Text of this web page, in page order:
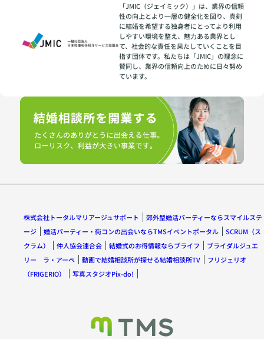
「JMIC（ジェイミック）」は、業界の信頼
性の向上とより一層の健全化を図り、真剣
に結婚を希望する独身者にとってより利用
しやすい環境を整え、魅力ある業界とし
て、社会的な責任を果たしていくことを目
指す団体です。私たちは「JMIC」の理念に
賛同し、業界の信頼向上のために日々努め
ています。
株式会社トータルマリアージュサポート
郊外型婚活パーティーならスマイルステ
ージ
婚活パーティー・街コンの出会いならTMSイベントポータル
SCRUM（ス
クラム）
仲人協会連合会 結婚式のお得情報ならブライフ
ブライダルジュエ
リー ラ・アーペ
動画で結婚相談所が探せる結婚相談所TV
フリジェリオ
（FRIGERIO）
写真スタジオPix-do!